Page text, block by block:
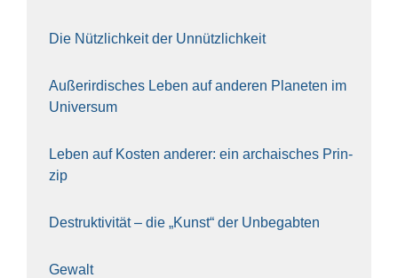
Die Nütz­lich­keit der Unnütz­lich­keit
Außer­ir­di­sches Leben auf ande­ren Pla­ne­ten im
Uni­ver­sum
Leben auf Kos­ten ande­rer: ein archai­sches Prin­
zip
Destruk­ti­vi­tät – die „Kunst“ der Unbe­gab­ten
Gewalt